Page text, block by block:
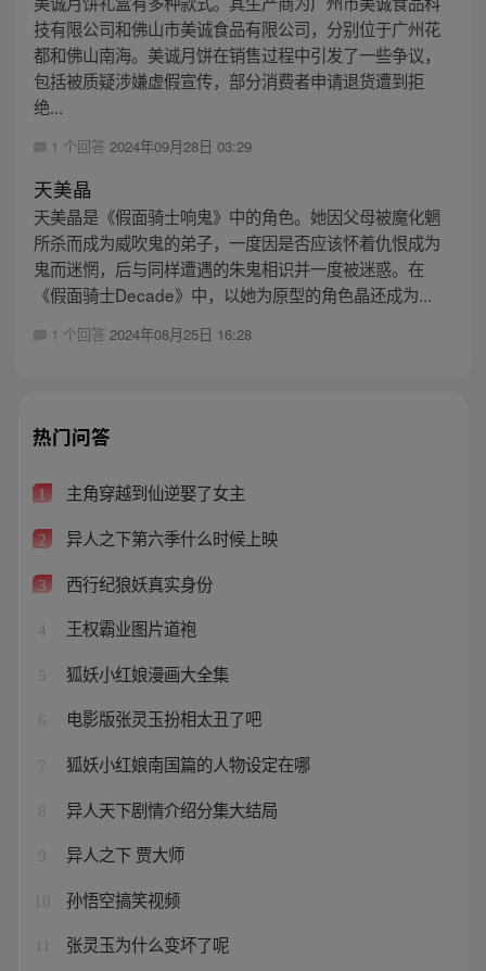
技有限公司和佛山市美诚食品有限公司，分别位于广州花
都和佛山南海。美诚月饼在销售过程中引发了一些争议，
包括被质疑涉嫌虚假宣传，部分消费者申请退货遭到拒
绝...
1 个回答 2024年09月28日 03:29
天美晶
天美晶是《假面骑士响鬼》中的角色。她因父母被魔化魍
所杀而成为威吹鬼的弟子，一度因是否应该怀着仇恨成为
鬼而迷惘，后与同样遭遇的朱鬼相识并一度被迷惑。在
《假面骑士Decade》中，以她为原型的角色晶还成为...
1 个回答 2024年08月25日 16:28
热门问答
1 主角穿越到仙逆娶了女主
2 异人之下第六季什么时候上映
3 西行纪狼妖真实身份
4 王权霸业图片道袍
5 狐妖小红娘漫画大全集
6 电影版张灵玉扮相太丑了吧
7 狐妖小红娘南国篇的人物设定在哪
8 异人天下剧情介绍分集大结局
9 异人之下 贾大师
10 孙悟空搞笑视频
张灵玉为什么变坏了呢